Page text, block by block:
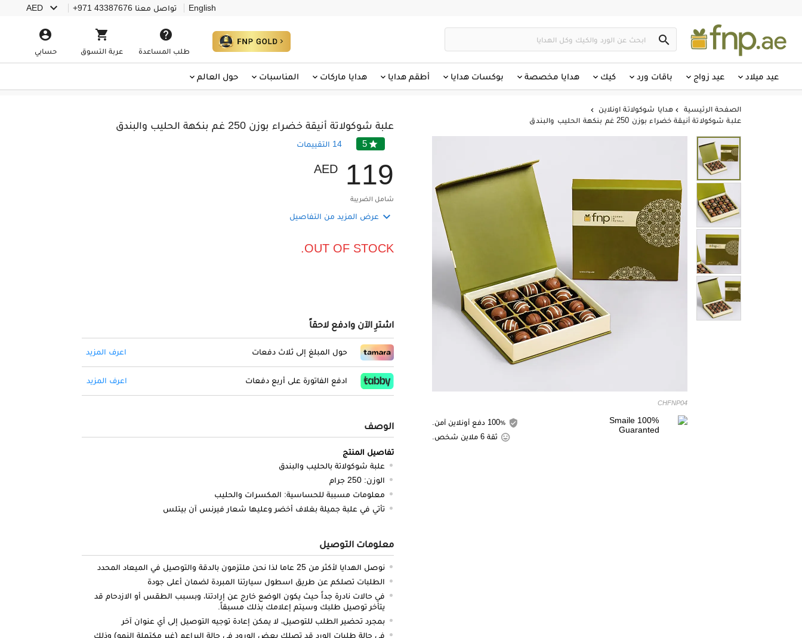
English تواصل معنا +971 43387676
AED 


طلب المساعدة

عربة التسوق

حسابي
عيد ميلاد عيد زواج باقات ورد كيك هدايا مخصصة بوكسات هدايا أطقم هدايا هدايا ماركات المناسبات حول العالم
الصفحة الرئيسية  هدايا شوكولاتة اونلاين 
علبة شوكولاتة أنيقة خضراء بوزن 250 غم بنكهة الحليب والبندق
CHFNP04
ثقة 6 ملاين شخص.
علبة شوكولاتة أنيقة خضراء بوزن 250 غم بنكهة الحليب والبندق
5
14 التقييمات
AED 119
شامل الضريبة
 عرض المزيد من التفاصيل
OUT OF STOCK.
اشترِ الآن وادفع لاحقاً
حول المبلغ إلى ثلاث دفعات اعرف المزيد
ادفع الفاتورة على أربع دفعات اعرف المزيد
الوصف
تفاصيل المنتج
علبة شوكولاتة بالحليب والبندق
الوزن: 250 جرام
معلومات مسببة للحساسية: المكسرات والحليب
تأتي في علبة جميلة بغلاف أخضر وعليها شعار فيرنس آن بيتلس
معلومات التوصيل
نوصل الهدايا لأكثر من 25 عاما لذا نحن ملتزمون بالدقة والتوصيل في الميعاد المحدد
الطلبات تصلكم عن طريق اسطول سيارتنا المبردة لضمان أعلى جودة
في حالات نادرة جداً حيث يكون الوضع خارج عن إرادتنا، وبسبب الطقس أو الازدحام قد
يتأخر توصيل طلبك وسيتم إعلامك بذلك مسبقاً.
بمجرد تحضير الطلب للتوصيل، لا يمكن إعادة توجيه التوصيل إلى أي عنوان آخر
في حالة طلبات الورد قد تصلك بعض الورود في حالة البراعم (غير مكتملة النمو) وذلك